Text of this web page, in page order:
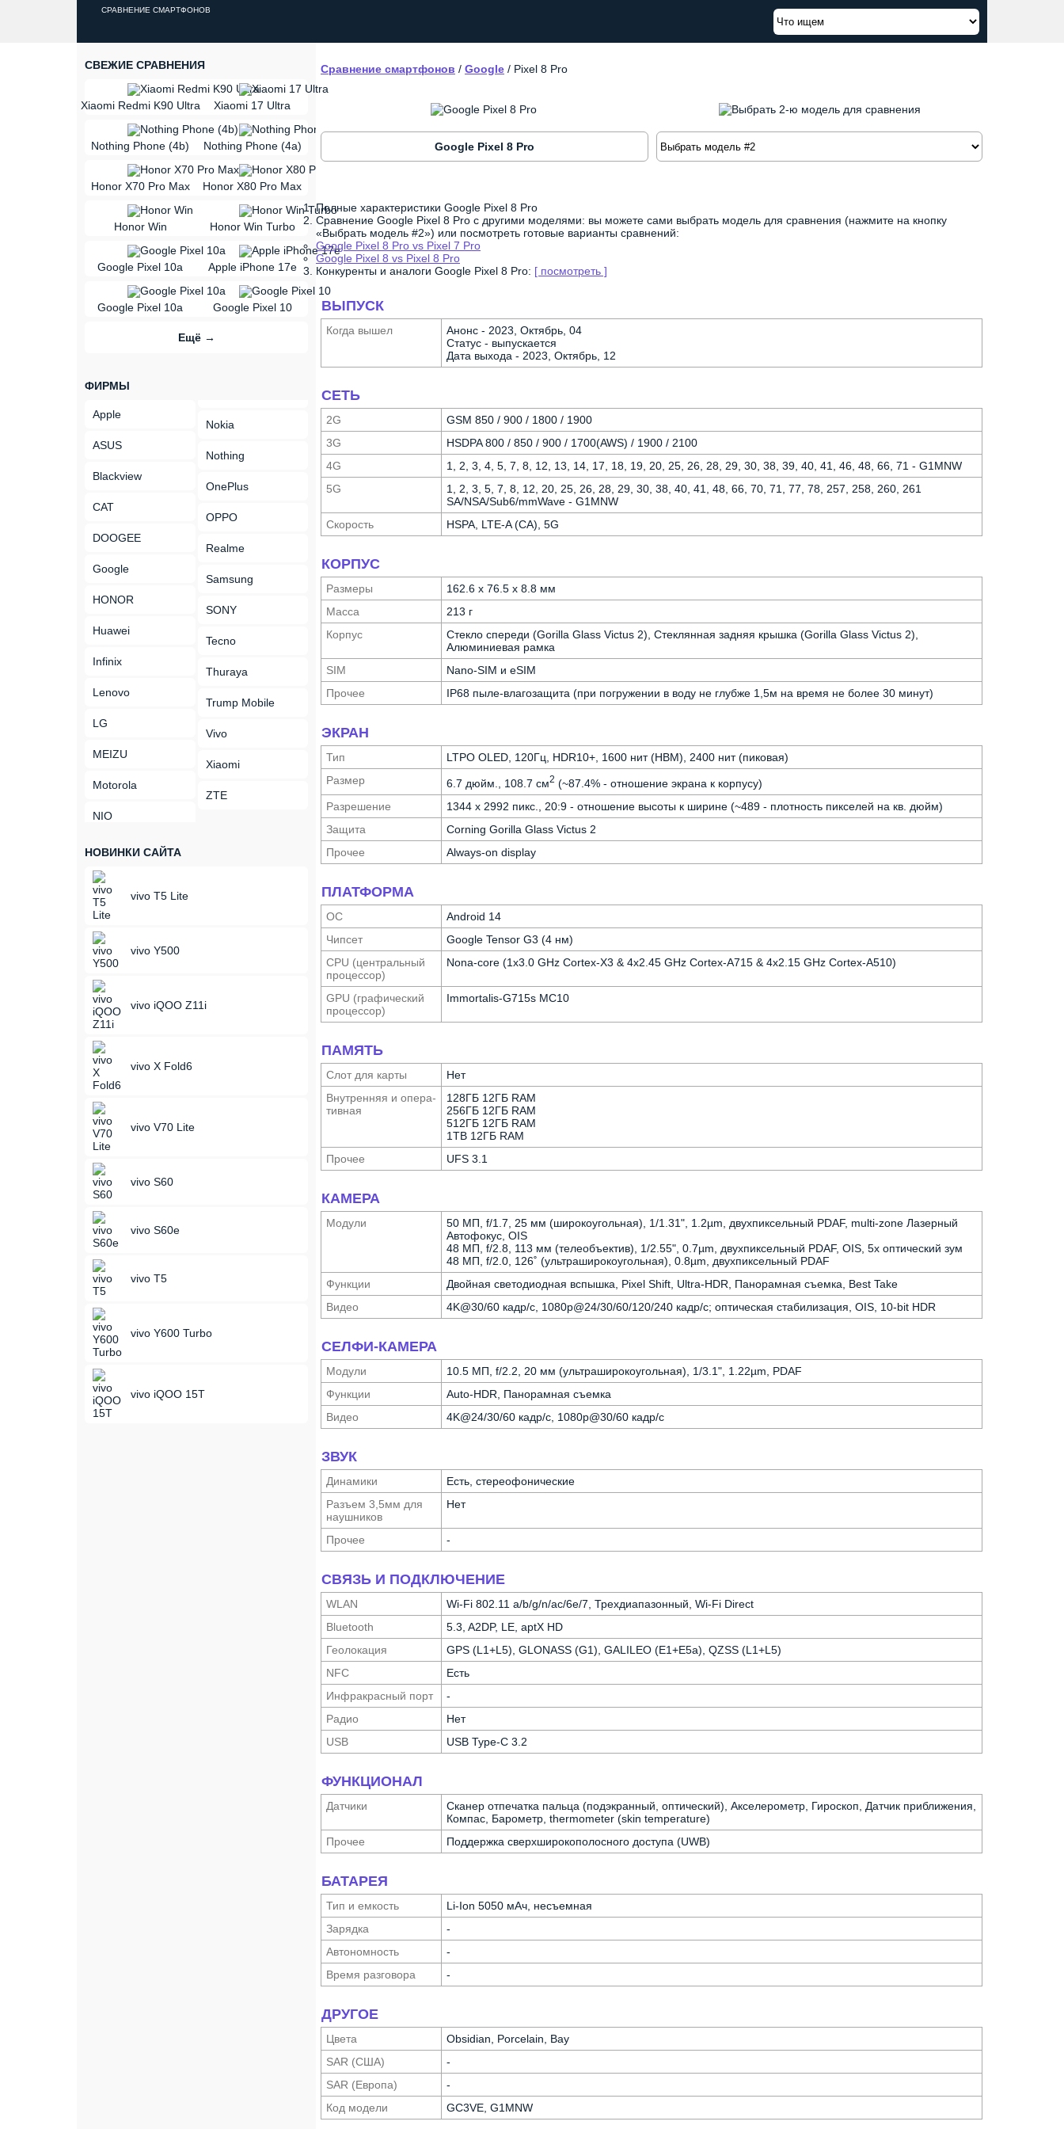
СРАВНЕНИЕ СМАРТФОНОВ
СВЕЖИЕ СРАВНЕНИЯ
Xiaomi Redmi K90 Ultra
vs
Xiaomi 17 Ultra
Nothing Phone (4b)
vs
Nothing Phone (4a)
Honor X70 Pro Max
vs
Honor X80 Pro Max
Honor Win
vs
Honor Win Turbo
Google Pixel 10a
vs
Apple iPhone 17e
Google Pixel 10a
vs
Google Pixel 10
Ещё →
ФИРМЫ
Apple
ASUS
Blackview
CAT
DOOGEE
Google
HONOR
Huawei
Infinix
Lenovo
LG
MEIZU
Motorola
NIO
Nokia
Nothing
OnePlus
OPPO
Realme
Samsung
SONY
Tecno
Thuraya
Trump Mobile
Vivo
Xiaomi
ZTE
НОВИНКИ САЙТА
vivo T5 Lite
vivo Y500
vivo iQOO Z11i
vivo X Fold6
vivo V70 Lite
vivo S60
vivo S60e
vivo T5
vivo Y600 Turbo
vivo iQOO 15T
Сравнение смартфонов / Google / Pixel 8 Pro
Google Pixel 8 Pro
Полные характеристики Google Pixel 8 Pro
Сравнение Google Pixel 8 Pro с другими моделями: вы можете сами выбрать модель для сравнения (нажмите на кнопку
«Выбрать модель #2») или посмотреть готовые варианты сравнений:
Google Pixel 8 Pro vs Pixel 7 Pro
Google Pixel 8 vs Pixel 8 Pro
Конкуренты и аналоги Google Pixel 8 Pro: [ посмотреть ]
ВЫПУСК
Когда вышел
Анонс - 2023, Октябрь, 04
Статус - выпускается
Дата выхода - 2023, Октябрь, 12
СЕТЬ
2G
GSM 850 / 900 / 1800 / 1900
3G
HSDPA 800 / 850 / 900 / 1700(AWS) / 1900 / 2100
4G
1, 2, 3, 4, 5, 7, 8, 12, 13, 14, 17, 18, 19, 20, 25, 26, 28, 29, 30, 38, 39, 40, 41, 46, 48, 66, 71 - G1MNW
5G
1, 2, 3, 5, 7, 8, 12, 20, 25, 26, 28, 29, 30, 38, 40, 41, 48, 66, 70, 71, 77, 78, 257, 258, 260, 261
SA/NSA/Sub6/mmWave - G1MNW
Скорость
HSPA, LTE-A (CA), 5G
КОРПУС
Размеры
162.6 x 76.5 x 8.8 мм
Масса
213 г
Корпус
Стекло спереди (Gorilla Glass Victus 2), Стеклянная задняя крышка (Gorilla Glass Victus 2),
Алюминиевая рамка
SIM
Nano-SIM и eSIM
Прочее
IP68 пыле-влагозащита (при погружении в воду не глубже 1,5м на время не более 30 минут)
ЭКРАН
Тип
LTPO OLED, 120Гц, HDR10+, 1600 нит (HBM), 2400 нит (пиковая)
Размер
6.7 дюйм., 108.7 см2 (~87.4% - отношение экрана к корпусу)
Разре­шение
1344 x 2992 пикс., 20:9 - отношение высоты к ширине (~489 - плотность пикселей на кв. дюйм)
Защита
Corning Gorilla Glass Victus 2
Прочее
Always-on display
ПЛАТФОРМА
ОС
Android 14
Чипсет
Google Tensor G3 (4 нм)
CPU (централь­ный
процес­сор)
Nona-core (1x3.0 GHz Cortex-X3 & 4x2.45 GHz Cortex-A715 & 4x2.15 GHz Cortex-A510)
GPU (графи­ческий
процес­сор)
Immortalis-G715s MC10
ПАМЯТЬ
Слот для карты
Нет
Внутрен­няя и опера­
тивная
128ГБ 12ГБ RAM
256ГБ 12ГБ RAM
512ГБ 12ГБ RAM
1TB 12ГБ RAM
Прочее
UFS 3.1
КАМЕРА
Модули
50 МП, f/1.7, 25 мм (широкоугольная), 1/1.31", 1.2µm, двухпиксельный PDAF, multi-zone Лазерный
Автофокус, OIS
48 МП, f/2.8, 113 мм (телеобъектив), 1/2.55", 0.7µm, двухпиксельный PDAF, OIS, 5x оптический зум
48 МП, f/2.0, 126˚ (ультра­широкоугольная), 0.8µm, двухпиксельный PDAF
Функ­ции
Двойная светодиодная вспышка, Pixel Shift, Ultra-HDR, Панорамная съемка, Best Take
Видео
4K@30/60 кадр/с, 1080p@24/30/60/120/240 кадр/с; оптическая стабилизация, OIS, 10-bit HDR
СЕЛФИ-КАМЕРА
Модули
10.5 МП, f/2.2, 20 мм (ультра­широкоугольная), 1/3.1", 1.22µm, PDAF
Функ­ции
Auto-HDR, Панорамная съемка
Видео
4K@24/30/60 кадр/с, 1080p@30/60 кадр/с
ЗВУК
Динамики
Есть, стереофонические
Разъем 3,5мм для
науш­ников
Нет
Прочее -
СВЯЗЬ И ПОДКЛЮЧЕНИЕ
WLAN
Wi-Fi 802.11 a/b/g/n/ac/6e/7, Трехдиапазонный, Wi-Fi Direct
Bluetooth
5.3, A2DP, LE, aptX HD
Геолока­ция
GPS (L1+L5), GLONASS (G1), GALILEO (E1+E5a), QZSS (L1+L5)
NFC
Есть
Инфра­красный порт
-
Радио
Нет
USB
USB Type-C 3.2
ФУНКЦИОНАЛ
Датчики
Сканер отпечатка пальца (подэкранный, оптический), Акселерометр, Гироскоп, Датчик приближения,
Компас, Барометр, thermometer (skin temperature)
Прочее
Поддержка сверхшироко­полосного доступа (UWB)
БАТАРЕЯ
Тип и емкость
Li-Ion 5050 мАч, несъемная
Зарядка
-
Автоно­мность
-
Время разговора
-
ДРУГОЕ
Цвета
Obsidian, Porcelain, Bay
SAR (США)
-
SAR (Европа)
-
Код модели
GC3VE, G1MNW